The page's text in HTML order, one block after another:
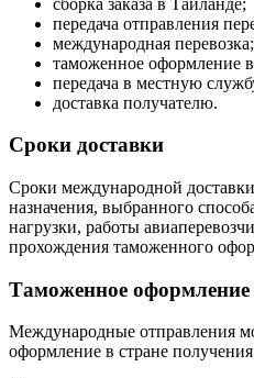
передача отправления
международная перевозка;
таможенное оформление
передача в местную
доставка получателю.
Сроки доставки
Сроки международной
назначения, выбранного
нагрузки, работы
прохождения таможенного
Таможенное оформление
Международные отправления
оформление в стране